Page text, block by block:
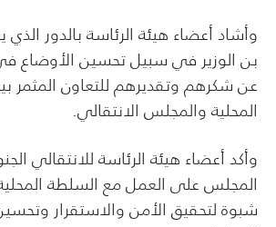
وأشاد أعضاء هيئة الرئاسة بالدور
بن الوزير في سبيل تحسين الأوضاع
عن شكرهم وتقديرهم للتعاون المثمر
المحلية والمجلس الانتقالي.
وأكد أعضاء هيئة الرئاسة للانتقالي
المجلس على العمل مع السلطة
شبوة لتحقيق الأمن والاستقرار